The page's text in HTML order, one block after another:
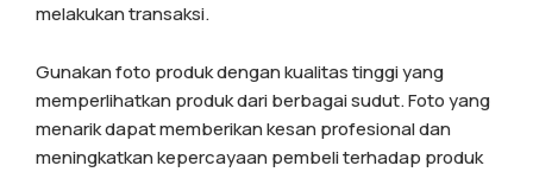
melakukan transaksi.
Gunakan foto produk dengan kualitas tinggi yang
memperlihatkan produk dari berbagai sudut. Foto yang
menarik dapat memberikan kesan profesional dan
meningkatkan kepercayaan pembeli terhadap produk